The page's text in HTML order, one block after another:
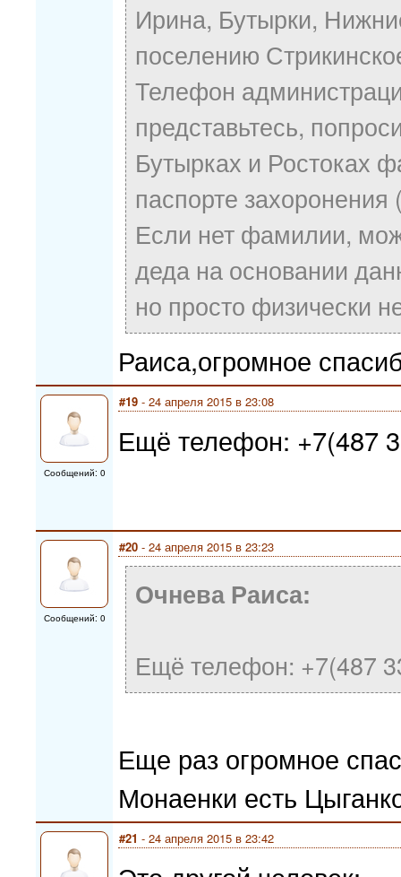
Ирина, Бутырки,
поселению
Телефон
представьтесь,
Бутырках и Ростоках
паспорте
Если нет фамилии,
деда на основании
но просто физически
Раиса,огромное
Сообщений: 0
#19 - 24 апреля 2015 в 23:08
Ещё телефон: +7(487
Сообщений: 0
#20 - 24 апреля 2015 в 23:23
Очнева Раиса:
Ещё телефон: +7(487
Еще раз огромное
Монаенки есть
#21 - 24 апреля 2015 в 23:42